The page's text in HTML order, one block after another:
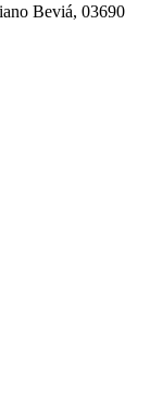
Beviá, 03690